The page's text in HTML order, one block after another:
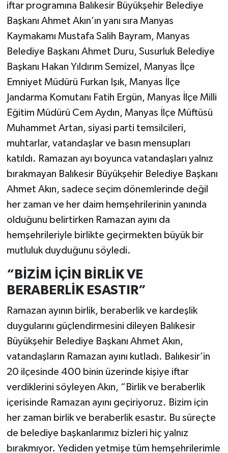
iftar programına Balıkesir Büyükşehir Belediye
Başkanı Ahmet Akın’ın yanı sıra Manyas
Kaymakamı Mustafa Salih Bayram, Manyas
Belediye Başkanı Ahmet Duru, Susurluk Belediye
Başkanı Hakan Yıldırım Semizel, Manyas İlçe
Emniyet Müdürü Furkan Işık, Manyas İlçe
Jandarma Komutanı Fatih Ergün, Manyas İlçe Milli
Eğitim Müdürü Cem Aydın, Manyas İlçe Müftüsü
Muhammet Artan, siyasi parti temsilcileri,
muhtarlar, vatandaşlar ve basın mensupları
katıldı. Ramazan ayı boyunca vatandaşları yalnız
bırakmayan Balıkesir Büyükşehir Belediye Başkanı
Ahmet Akın, sadece seçim dönemlerinde değil
her zaman ve her daim hemşehrilerinin yanında
olduğunu belirtirken Ramazan ayını da
hemşehrileriyle birlikte geçirmekten büyük bir
mutluluk duyduğunu söyledi.
“BİZİM İÇİN BİRLİK VE
BERABERLİK ESASTIR”
Ramazan ayının birlik, beraberlik ve kardeşlik
duygularını güçlendirmesini dileyen Balıkesir
Büyükşehir Belediye Başkanı Ahmet Akın,
vatandaşların Ramazan ayını kutladı. Balıkesir’in
20 ilçesinde 400 binin üzerinde kişiye iftar
verdiklerini söyleyen Akın, “Birlik ve beraberlik
içerisinde Ramazan ayını geçiriyoruz. Bizim için
her zaman birlik ve beraberlik esastır. Bu süreçte
de belediye başkanlarımız bizleri hiç yalnız
bırakmıyor. Yediden yetmişe tüm hemşehrilerimle